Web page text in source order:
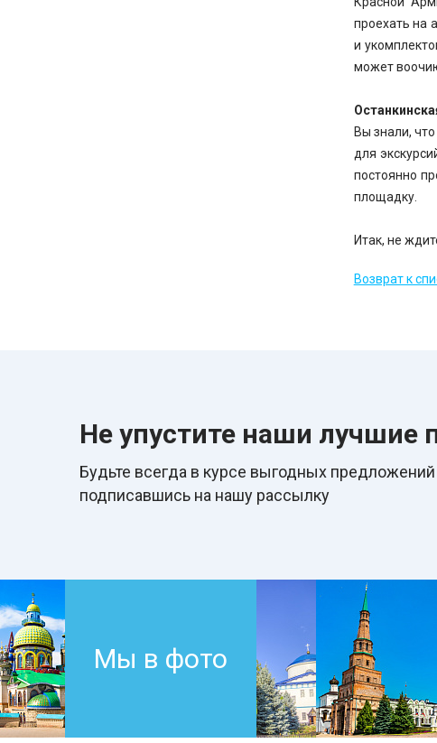
проехать на
и
может
Вы знали,
для
постоянно
площадку.
Итак, не
Возврат к
Не упустите наши лучшие
Будьте всегда в курcе выгодных
подписавшись на нашу рассылку
Мы в фото